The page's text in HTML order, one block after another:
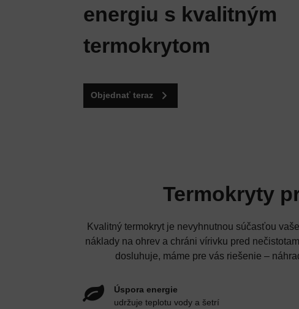
energiu s kvalitným
termokrytom
Objednať teraz
Termokryty
Kvalitný termokryt je nevyhnutnou súčasťou
náklady na ohrev a chráni vírivku pred
dosluhuje, máme pre vás riešenie –
Úspora energie
udržuje teplotu vody a šetrí